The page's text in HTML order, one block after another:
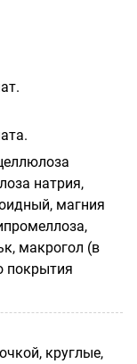
натрия,
магния
макрогол (в
покрытия
круглые,